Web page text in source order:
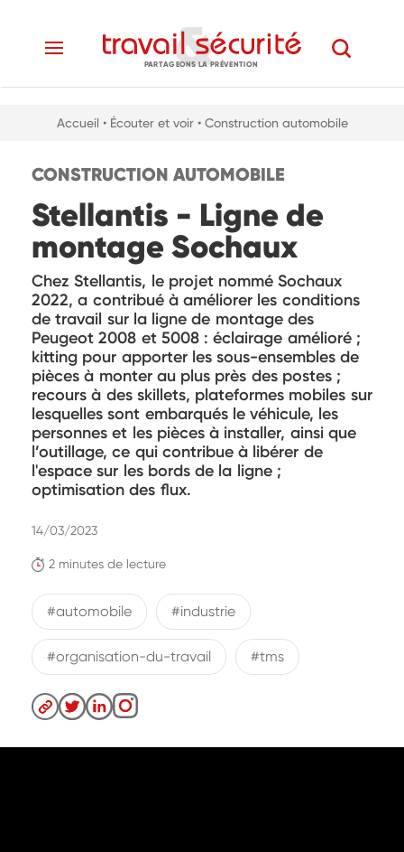
PARTAGEONS LA PRÉVENTION
Accueil • Écouter et voir • Construction automobile
CONSTRUCTION AUTOMOBILE
Stellantis - Ligne de
montage Sochaux
Chez Stellantis, le projet nommé Sochaux
2022, a contribué à améliorer les conditions
de travail sur la ligne de montage des
Peugeot 2008 et 5008 : éclairage amélioré ;
kitting pour apporter les sous-ensembles de
pièces à monter au plus près des postes ;
recours à des skillets, plateformes mobiles sur
lesquelles sont embarqués le véhicule, les
personnes et les pièces à installer, ainsi que
l’outillage, ce qui contribue à libérer de
l'espace sur les bords de la ligne ;
optimisation des flux.
2 minutes de lecture
14/03/2023
#automobile #industrie
#organisation-du-travail #tms